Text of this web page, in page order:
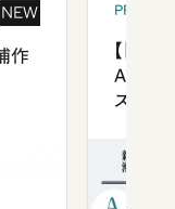
NEW
作
【「新
ズプレ